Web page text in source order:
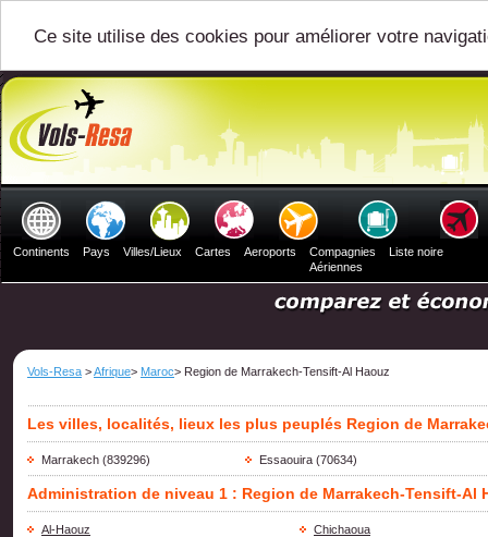
Ce site utilise des cookies pour améliorer votre
Continents Pays Villes/Lieux Cartes Aeroports
Compagnies
Aériennes
Liste noire
Vols-Resa >Afrique> Maroc> Region de Marrakech-Tensift-Al Haouz
Les villes, localités, lieux les plus peuplés Region de
Marrakech (839296) Essaouira (70634)
Administration de niveau 1 : Region de Marrakech-Tensift-Al
Al-Haouz
Chichaoua